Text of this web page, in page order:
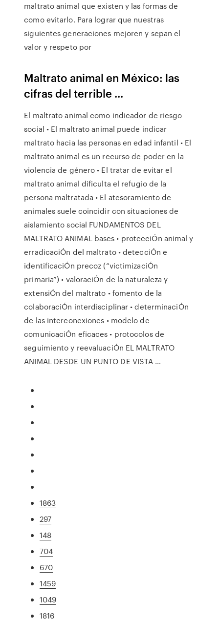
maltrato animal que existen y las formas de
como evitarlo. Para lograr que nuestras
siguientes generaciones mejoren y sepan el
valor y respeto por
Maltrato animal en México: las
cifras del terrible ...
El maltrato animal como indicador de riesgo
social • El maltrato animal puede indicar
maltrato hacia las personas en edad infantil • El
maltrato animal es un recurso de poder en la
violencia de género • El tratar de evitar el
maltrato animal dificulta el refugio de la
persona maltratada • El atesoramiento de
animales suele coincidir con situaciones de
aislamiento social FUNDAMENTOS DEL
MALTRATO ANIMAL bases • protecciÓn animal y
erradicaciÓn del maltrato • detecciÓn e
identificaciÓn precoz (“victimizaciÓn
primaria”) • valoraciÓn de la naturaleza y
extensiÓn del maltrato • fomento de la
colaboraciÓn interdisciplinar • determinaciÓn
de las interconexiones • modelo de
comunicaciÓn eficaces • protocolos de
seguimiento y reevaluaciÓn EL MALTRATO
ANIMAL DESDE UN PUNTO DE VISTA …
1863
297
148
704
670
1459
1049
1816